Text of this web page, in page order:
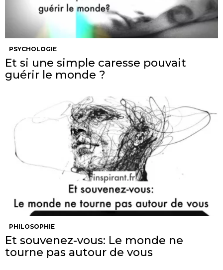
PSYCHOLOGIE
Et si une simple caresse pouvait
guérir le monde ?
PHILOSOPHIE
Et souvenez-vous: Le monde ne
tourne pas autour de vous